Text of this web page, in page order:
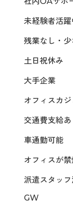
未経験者活躍
残業なし・少
土日祝休み
大手企業
オフィスカ
交通費支給あ
車通勤可能
オフィスが禁
派遣スタッ
GW